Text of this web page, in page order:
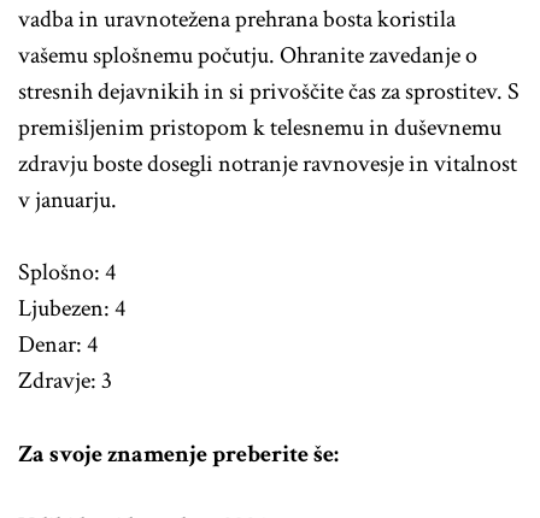
vadba in uravnotežena prehrana bosta koristila
vašemu splošnemu počutju. Ohranite zavedanje o
stresnih dejavnikih in si privoščite čas za sprostitev. S
premišljenim pristopom k telesnemu in duševnemu
zdravju boste dosegli notranje ravnovesje in vitalnost
v januarju.
Splošno: 4
Ljubezen: 4
Denar: 4
Zdravje: 3
Za svoje znamenje preberite še: